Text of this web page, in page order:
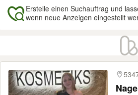
Erstelle einen Suchauftrag und
wenn neue Anzeigen eingestellt
Ergebnisse